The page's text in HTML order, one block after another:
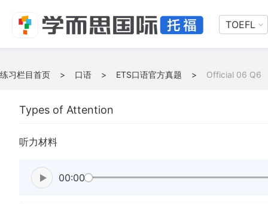
TOEFL
练习栏目首页 > 口语 > ETS口语官方真题 > Official 06 Q6
Types of Attention
听力材料
00:00